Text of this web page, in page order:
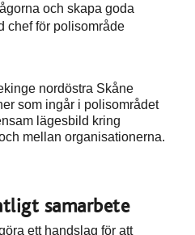
och skapa goda
chef för polisområde
nordöstra Skåne
som ingår i polisområdet
lägesbild kring
mellan organisationerna.
samarbete
ett handslag för att